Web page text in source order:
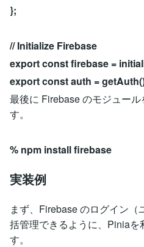
};
// Initialize Firebase
export const firebase =
export const auth =
最後に Firebase のモジュー
す。
% npm install firebase
実装例
まず、Firebase のログイン
括管理できるように、Piniaを
す。